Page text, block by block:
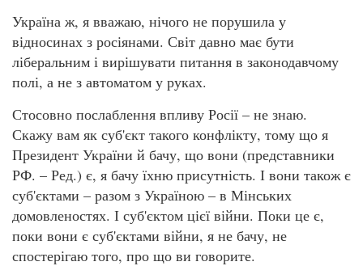
Україна ж, я вважаю, нічого не порушила у
відносинах з росіянами. Світ давно має бути
ліберальним і вирішувати питання в законодавчому
полі, а не з автоматом у руках.
Стосовно послаблення впливу Росії – не знаю.
Скажу вам як суб'єкт такого конфлікту, тому що я
Президент України й бачу, що вони (представники
РФ. – Ред.) є, я бачу їхню присутність. І вони також є
суб'єктами – разом з Україною – в Мінських
домовленостях. І суб'єктом цієї війни. Поки це є,
поки вони є суб'єктами війни, я не бачу, не
спостерігаю того, про що ви говорите.